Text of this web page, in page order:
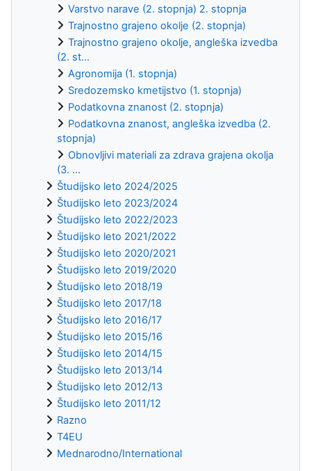
Varstvo narave (2. stopnja) 2. stopnja
Trajnostno grajeno okolje (2. stopnja)
Trajnostno grajeno okolje, angleška izvedba
(2. st...
Agronomija (1. stopnja)
Sredozemsko kmetijstvo (1. stopnja)
Podatkovna znanost (2. stopnja)
Podatkovna znanost, angleška izvedba (2.
stopnja)
Obnovljivi materiali za zdrava grajena okolja
(3. ...
Študijsko leto 2024/2025
Študijsko leto 2023/2024
Študijsko leto 2022/2023
Študijsko leto 2021/2022
Študijsko leto 2020/2021
Študijsko leto 2019/2020
Študijsko leto 2018/19
Študijsko leto 2017/18
Študijsko leto 2016/17
Študijsko leto 2015/16
Študijsko leto 2014/15
Študijsko leto 2013/14
Študijsko leto 2012/13
Študijsko leto 2011/12
Razno
T4EU
Mednarodno/International